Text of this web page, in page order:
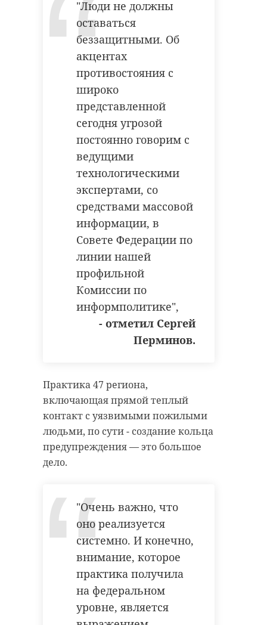
"Люди не должны
оставаться
беззащитными. Об
акцентах
противостояния с
широко
представленной
сегодня угрозой
постоянно говорим с
ведущими
технологическими
экспертами, со
средствами массовой
информации, в
Совете Федерации по
линии нашей
профильной
Комиссии по
информполитике",
- отметил Сергей
Перминов.
Практика 47 региона,
включающая прямой теплый
контакт с уязвимыми пожилыми
людьми, по сути - создание кольца
предупреждения — это большое
дело.
"Очень важно, что
оно реализуется
системно. И конечно,
внимание, которое
практика получила
на федеральном
уровне, является